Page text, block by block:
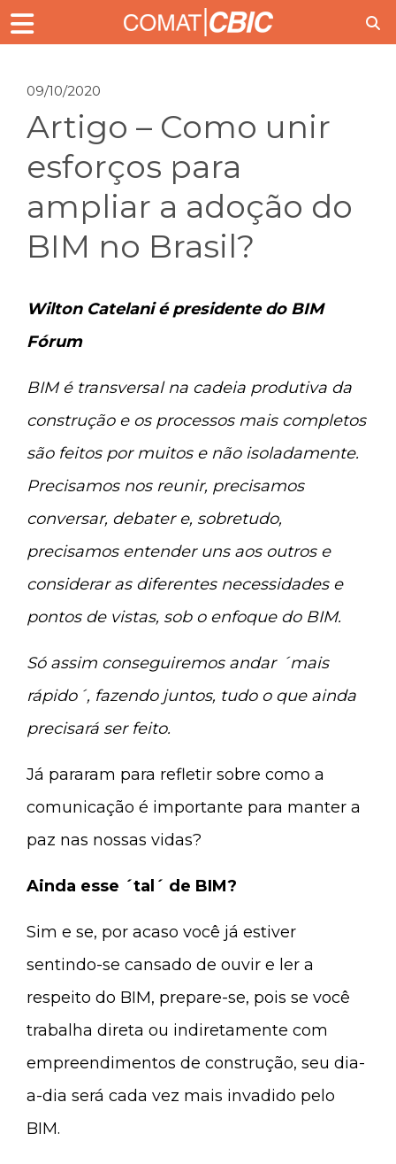
09/10/2020
Artigo – Como unir
esforços para
ampliar a adoção do
BIM no Brasil?
Wilton Catelani é presidente do BIM
Fórum
BIM é transversal na cadeia produtiva da
construção e os processos mais completos
são feitos por muitos e não isoladamente.
Precisamos nos reunir, precisamos
conversar, debater e, sobretudo,
precisamos entender uns aos outros e
considerar as diferentes necessidades e
pontos de vistas, sob o enfoque do BIM.
Só assim conseguiremos andar ´mais
rápido´, fazendo juntos, tudo o que ainda
precisará ser feito.
Já pararam para refletir sobre como a
comunicação é importante para manter a
paz nas nossas vidas?
Ainda esse ´tal´ de BIM?
Sim e se, por acaso você já estiver
sentindo-se cansado de ouvir e ler a
respeito do BIM, prepare-se, pois se você
trabalha direta ou indiretamente com
empreendimentos de construção, seu dia-
a-dia será cada vez mais invadido pelo
BIM.